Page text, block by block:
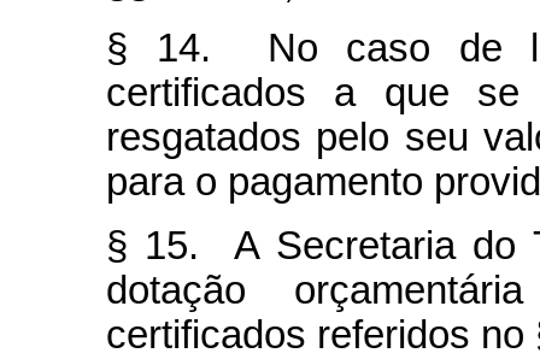
§ 14. No caso de
certificados a que
resgatados pelo seu
para o pagamento
§ 15. A Secretaria do
dotação
certificados referidos no